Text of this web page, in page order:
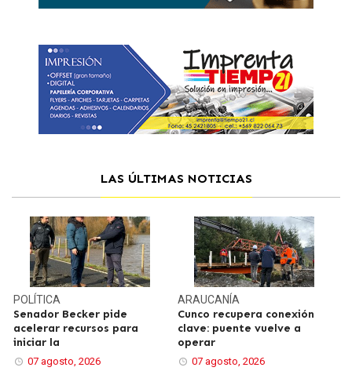
LAS ÚLTIMAS NOTICIAS
POLÍTICA
Senador Becker pide
acelerar recursos para
iniciar la
07 agosto, 2026
ARAUCANÍA
Cunco recupera conexión
clave: puente vuelve a
operar
07 agosto, 2026